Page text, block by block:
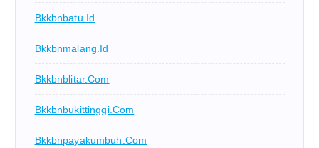
Bkkbnbatu.id
Bkkbnmalang.id
Bkkbnblitar.com
Bkkbnbukittinggi.com
Bkkbnpayakumbuh.com